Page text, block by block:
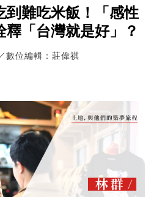
到難吃米飯！「感性
「台灣就是好」？
數位編輯：莊偉祺